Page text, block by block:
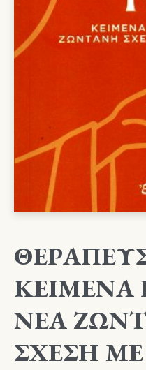
ΚΕΙΜΕΝΑ
ΝΕΑ
ΣΧΕΣΗ